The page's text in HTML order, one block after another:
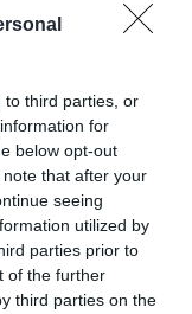
to third parties, or
for
below opt-out
that after your
seeing
utilized by
parties prior to
of the further
third parties on the